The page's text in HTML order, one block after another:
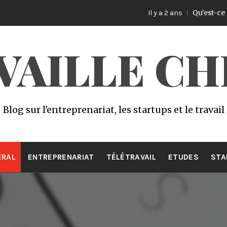
Qu’est-ce qu’un expert
Blog sur l'entreprenariat, les startups et le travail
ENTREPRENARIAT TÉLÉTRAVAIL ETUDES